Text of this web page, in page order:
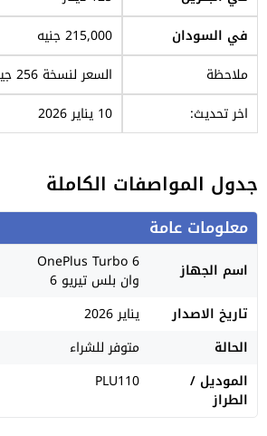
في السودان
215,000 جنيه
ملاحظة
السعر لنسخة 256 جيجا مع 12 جيجا رام
اخر تحديث:
10 يناير 2026
جدول المواصفات الكاملة
معلومات عامة
اسم الجهاز OnePlus Turbo 6
وان بلس تيريو 6
تاريخ الاصدار
يناير 2026
الحالة
متوفر للشراء
الموديل /
الطراز
PLU110